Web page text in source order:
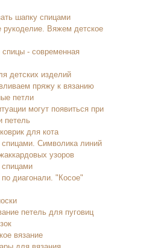
шапку спицами
рукоделие. Вяжем детское
спицы - современная
детских изделий
пряжу к вязанию
петли
могут появиться при
петель
для кота
спицами. Символика линий
узоров
спицами
по диагонали. "Косое"
петель для пуговиц
вязание